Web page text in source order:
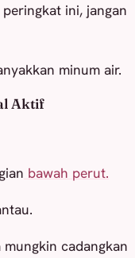
ini, jangan
minum air.
Aktif
bawah perut.
cadangkan